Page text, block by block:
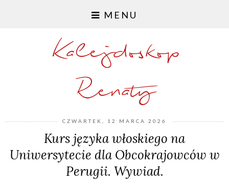
MENU
Kalejdoskop
Renaty
CZWARTEK, 12 MARCA 2026
Kurs języka włoskiego na
Uniwersytecie dla Obcokrajowców w
Perugii. Wywiad.